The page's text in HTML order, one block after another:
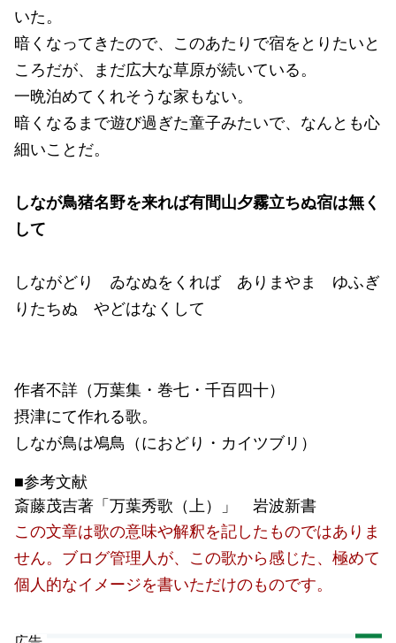
いた。
暗くなってきたので、このあたりで宿をとりたいと
ころだが、まだ広大な草原が続いている。
一晩泊めてくれそうな家もない。
暗くなるまで遊び過ぎた童子みたいで、なんとも心
細いことだ。
しなが鳥猪名野を来れば有間山夕霧立ちぬ宿は無く
して
しながどり ゐなぬをくれば ありまやま ゆふぎ
りたちぬ やどはなくして
作者不詳（万葉集・巻七・千百四十）
摂津にて作れる歌。
しなが鳥は鳰鳥（におどり・カイツブリ）
■参考文献
斎藤茂吉著「万葉秀歌（上）」 岩波新書
この文章は歌の意味や解釈を記したものではありま
せん。ブログ管理人が、この歌から感じた、極めて
個人的なイメージを書いただけのものです。